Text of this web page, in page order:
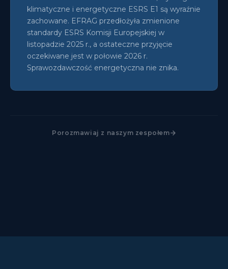
klimatyczne i energetyczne ESRS E1 są wyraźnie
zachowane. EFRAG przedłożyła zmienione
standardy ESRS Komisji Europejskiej w
listopadzie 2025 r., a ostateczne przyjęcie
oczekiwane jest w połowie 2026 r.
Sprawozdawczość energetyczna nie znika.
Porozmawiaj z naszym zespołem